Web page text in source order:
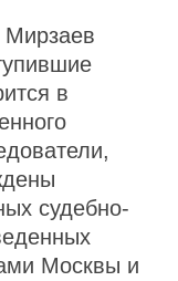
Мирзаев
в
судебно-
Москвы и